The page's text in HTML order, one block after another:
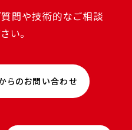
質問や技術的なご相談
い。
らのお問い合わせ